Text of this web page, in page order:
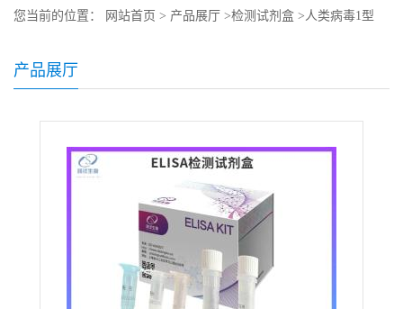
您当前的位置： 网站首页 > 产品展厅 >检测试剂盒 >人类病毒1型
产品展厅